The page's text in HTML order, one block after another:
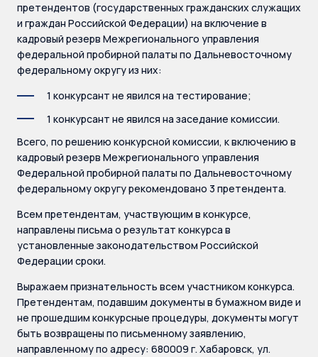
претендентов (государственных гражданских служащих
и граждан Российской Федерации) на включение в
кадровый резерв Межрегионального управления
федеральной пробирной палаты по Дальневосточному
федеральному округу из них:
1 конкурсант не явился на тестирование;
1 конкурсант не явился на заседание комиссии.
Всего, по решению конкурсной комиссии, к включению в
кадровый резерв Межрегионального управления
Федеральной пробирной палаты по Дальневосточному
федеральному округу рекомендовано 3 претендента.
Всем претендентам, участвующим в конкурсе,
направлены письма о результат конкурса в
установленные законодательством Российской
Федерации сроки.
Выражаем признательность всем участником конкурса.
Претендентам, подавшим документы в бумажном виде и
не прошедшим конкурсные процедуры, документы могут
быть возвращены по письменному заявлению,
направленному по адресу: 680009 г. Хабаровск, ул.